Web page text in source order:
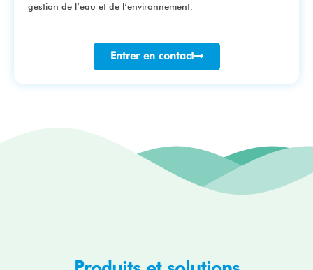
gestion de l’eau et de l’environnement.
Entrer en contact